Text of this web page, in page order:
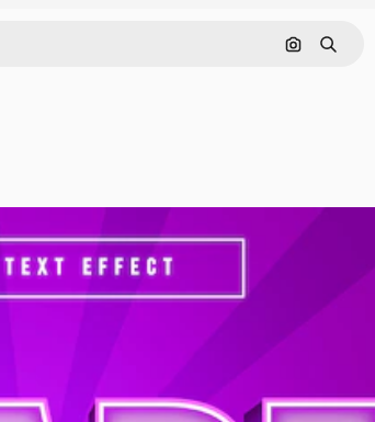
Cerca per
Ricerca